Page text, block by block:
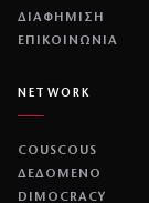
ΔΙΑΦΗΜΙΣΗ
ΕΠΙΚΟΙΝΩΝΙΑ
NETWORK
COUSCOUS
ΔΕΔΟΜΕΝΟ
DIMOCRACY